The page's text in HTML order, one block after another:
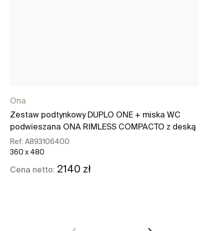
Ona
Zestaw podtynkowy DUPLO ONE + miska WC
podwieszana ONA RIMLESS COMPACTO z deską
Ref: A893106400
360 x 480
Cena netto: 2140 zł